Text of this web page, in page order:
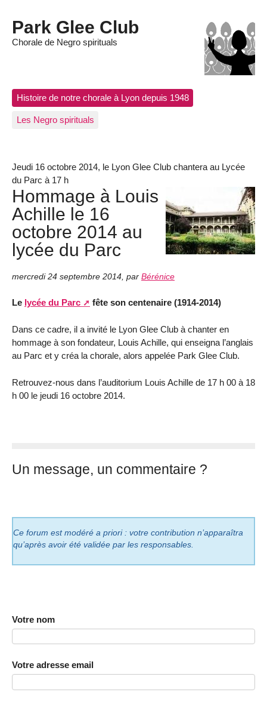
Park Glee Club
Chorale de Negro spirituals
Histoire de notre chorale à Lyon depuis 1948
Les Negro spirituals
Jeudi 16 octobre 2014, le Lyon Glee Club chantera au Lycée
du Parc à 17 h
Hommage à Louis
Achille le 16
octobre 2014 au
lycée du Parc
mercredi 24 septembre 2014 par Bérénice
Le lycée du Parc fête son centenaire (1914-2014)
Dans ce cadre, il a invité le Lyon Glee Club à chanter en
hommage à son fondateur, Louis Achille, qui enseigna l’anglais
au Parc et y créa la chorale, alors appelée Park Glee Club.
Retrouvez-nous dans l’auditorium Louis Achille de 17 h 00 à 18
h 00 le jeudi 16 octobre 2014.
Un message, un commentaire ?
Ce forum est modéré a priori : votre contribution n’apparaîtra
qu’après avoir été validée par les responsables.
Votre nom
Votre adresse email